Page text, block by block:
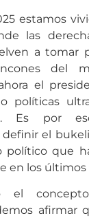
estamos
las
a tomar
del
el
políticas
Es por
el
político que
en los últimos
el
afirmar